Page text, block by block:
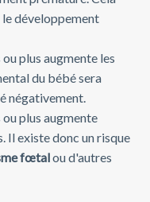
développement
plus augmente les
du bébé sera
négativement.
plus augmente
Il existe donc un risque
fœtalou d'autres